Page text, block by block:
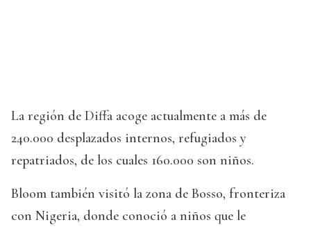
La región de Diffa acoge actualmente a más de
240.000 desplazados internos, refugiados y
repatriados, de los cuales 160.000 son niños.
Bloom también visitó la zona de Bosso, fronteriza
con Nigeria, donde conoció a niños que le